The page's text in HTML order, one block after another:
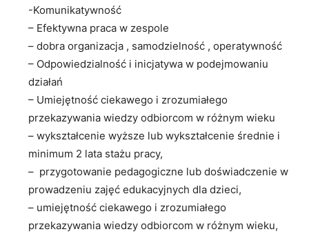
-Komunikatywność
– Efektywna praca w zespole
– dobra organizacja , samodzielność , operatywność
– Odpowiedzialność i inicjatywa w podejmowaniu
działań
– Umiejętność ciekawego i zrozumiałego
przekazywania wiedzy odbiorcom w różnym wieku
– wykształcenie wyższe lub wykształcenie średnie i
minimum 2 lata stażu pracy,
– przygotowanie pedagogiczne lub doświadczenie w
prowadzeniu zajęć edukacyjnych dla dzieci,
– umiejętność ciekawego i zrozumiałego
przekazywania wiedzy odbiorcom w różnym wieku,